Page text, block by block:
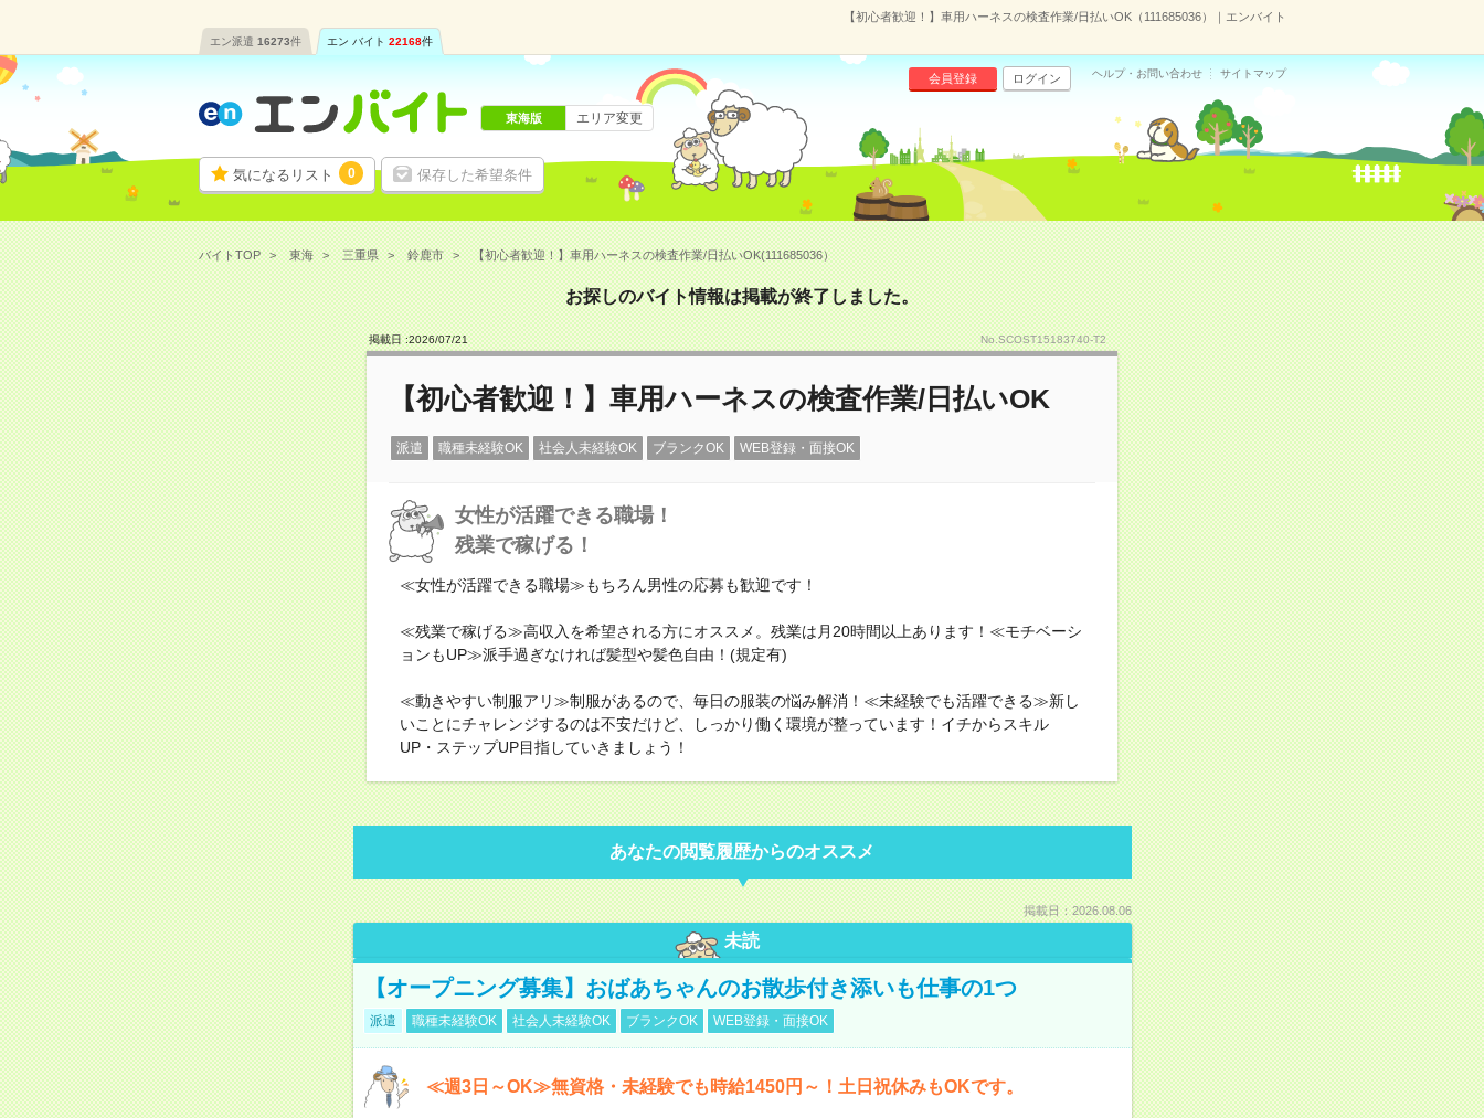
【初心者歓迎！】車用ハーネスの検査作業/日払いOK（111685036）｜エンバイト
エン派遣 16273件 エン バイト 22168件
気になるリスト 0 保存した希望条件
会員登録 ログイン ヘルプ・お問い合わせ サイトマップ
東海版 エリア変更
バイトTOP 東海 三重県 鈴鹿市 【初心者歓迎！】車用ハーネスの検査作業/日払いOK(111685036）
お探しのバイト情報は掲載が終了しました。
掲載日 :2026/07/21 No.SCOST15183740-T2
【初心者歓迎！】車用ハーネスの検査作業/日払いOK
派遣 職種未経験OK 社会人未経験OK ブランクOK WEB登録・面接OK
女性が活躍できる職場！
残業で稼げる！
≪女性が活躍できる職場≫もちろん男性の応募も歓迎です！
≪残業で稼げる≫高収入を希望される方にオススメ。残業は月20時間以上あります！≪モチベーシ
ョンもUP≫派手過ぎなければ髪型や髪色自由！(規定有)
≪動きやすい制服アリ≫制服があるので、毎日の服装の悩み解消！≪未経験でも活躍できる≫新し
いことにチャレンジするのは不安だけど、しっかり働く環境が整っています！イチからスキル
UP・ステップUP目指していきましょう！
あなたの閲覧履歴からのオススメ
掲載日：2026.08.06
未読
【オープニング募集】おばあちゃんのお散歩付き添いも仕事の1つ
派遣 職種未経験OK 社会人未経験OK ブランクOK WEB登録・面接OK
≪週3日～OK≫無資格・未経験でも時給1450円～！土日祝休みもOKです。